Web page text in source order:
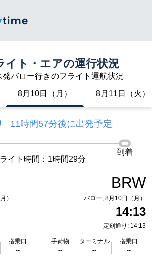
イト・エアの運行状況
発バロー行きのフライト運航状況
8月10日（月） 8月11日（火）
11時間57分後に出発予定
）
搭乗口
--
イト時間：1時間29分
到着
BRW
バロー, 8月10日（月）
14:13
定刻通り: 14:13
手荷物
--
ターミナル
--
搭乗口
--